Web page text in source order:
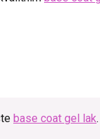
base coat gel lak